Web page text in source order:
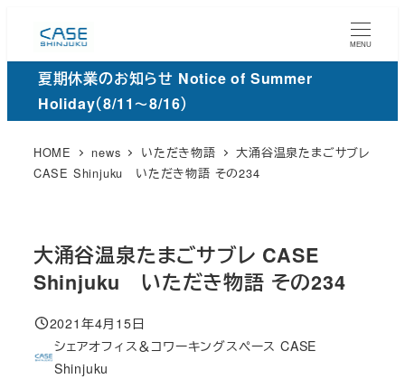
ン
MENU
夏期休業のお知らせ Notice of Summer
Holiday（8/11～8/16）
HOME news いただき物語
大涌谷温泉たまごサブレ
CASE Shinjuku いただき物語 その234
大涌谷温泉たまごサブレ CASE
Shinjuku いただき物語 その234
投稿日
2021年4月15日
著
シェアオフィス＆コワーキングスペース CASE
Shinjuku